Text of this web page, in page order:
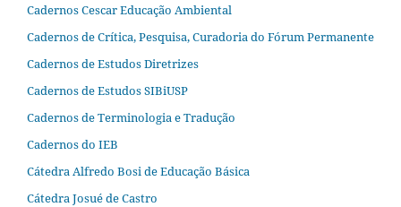
Cadernos Cescar Educação Ambiental
Cadernos de Crítica, Pesquisa, Curadoria do Fórum Permanente
Cadernos de Estudos Diretrizes
Cadernos de Estudos SIBiUSP
Cadernos de Terminologia e Tradução
Cadernos do IEB
Cátedra Alfredo Bosi de Educação Básica
Cátedra Josué de Castro